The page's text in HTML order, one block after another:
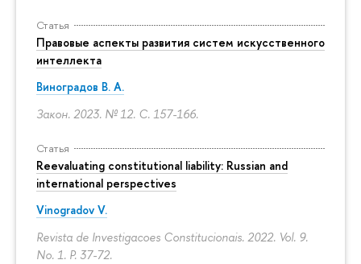
Статья
Правовые аспекты развития систем искусственного
интеллекта
Виноградов В. А.
Закон. 2023. № 12. С. 157-166.
Статья
Reevaluating constitutional liability: Russian and
international perspectives
Vinogradov V.
Revista de Investigacoes Constitucionais. 2022. Vol. 9.
No. 1. P. 37-72.